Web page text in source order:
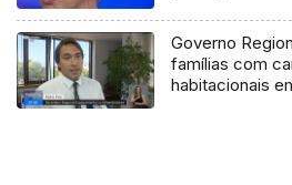
Governo
famílias com
habitacionais